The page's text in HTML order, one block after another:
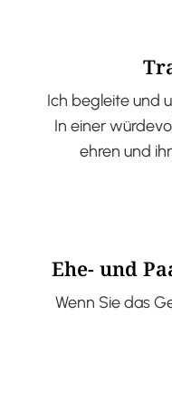
Ich begleite und
In einer
ehren und
Ehe- und
Wenn Sie das